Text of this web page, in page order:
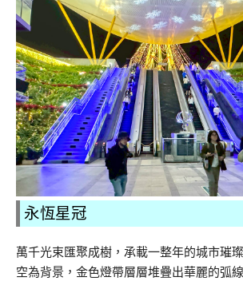
永恆星冠
萬千光束匯聚成樹，承載一整年的城市璀
空為背景，金色燈帶層層堆疊出華麗的弧